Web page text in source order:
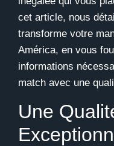
cet article, nous
transforme votre
América, en vous
informations
match avec une
Une